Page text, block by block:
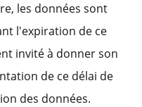
les données sont
l'expiration de ce
invité à donner son
de ce délai de
des données.